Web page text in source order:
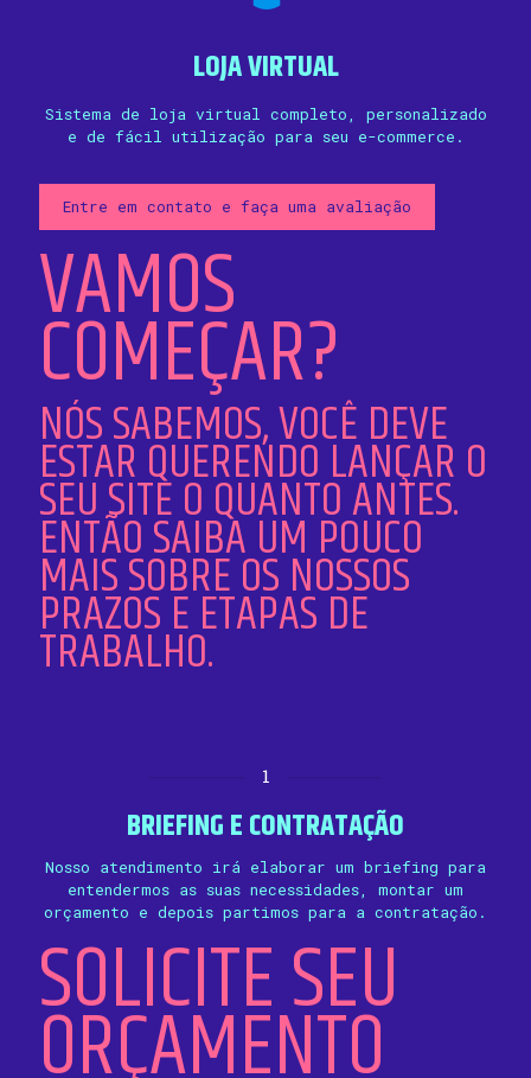
LOJA VIRTUAL
Sistema de loja virtual completo, personalizado
e de fácil utilização para seu e-commerce.
Entre em contato e faça uma avaliação
VAMOS
COMEÇAR?
NÓS SABEMOS, VOCÊ DEVE
ESTAR QUERENDO LANÇAR O
SEU SITE O QUANTO ANTES.
ENTÃO SAIBA UM POUCO
MAIS SOBRE OS NOSSOS
PRAZOS E ETAPAS DE
TRABALHO.
1
BRIEFING E CONTRATAÇÃO
Nosso atendimento irá elaborar um briefing para
entendermos as suas necessidades, montar um
orçamento e depois partimos para a contratação.
SOLICITE SEU
ORÇAMENTO